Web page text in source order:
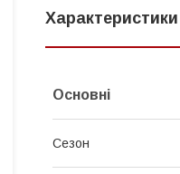
Характеристики
Основні
Сезон